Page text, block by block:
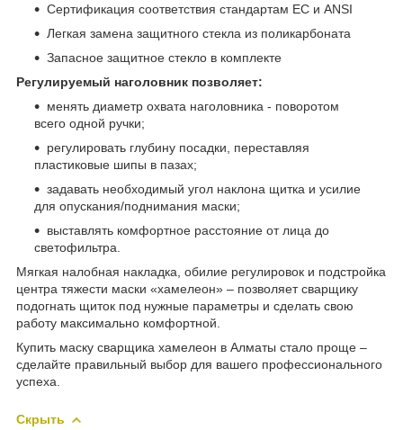
Сертификация соответствия стандартам ЕС и ANSI
Легкая замена защитного стекла из поликарбоната
Запасное защитное стекло в комплекте
Регулируемый наголовник позволяет:
менять диаметр охвата наголовника - поворотом
всего одной ручки;
регулировать глубину посадки, переставляя
пластиковые шипы в пазах;
задавать необходимый угол наклона щитка и усилие
для опускания/поднимания маски;
выставлять комфортное расстояние от лица до
светофильтра.
Мягкая налобная накладка, обилие регулировок и подстройка
центра тяжести маски «хамелеон» – позволяет сварщику
подогнать щиток под нужные параметры и сделать свою
работу максимально комфортной.
Купить маску сварщика хамелеон в Алматы стало проще –
сделайте правильный выбор для вашего профессионального
успеха.
Скрыть